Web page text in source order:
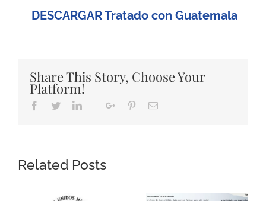
DESCARGAR Tratado con Guatemala
Share This Story, Choose Your
Platform!
Facebook
TwitterLinkedInGoogle+PinterestEmail
Related Posts